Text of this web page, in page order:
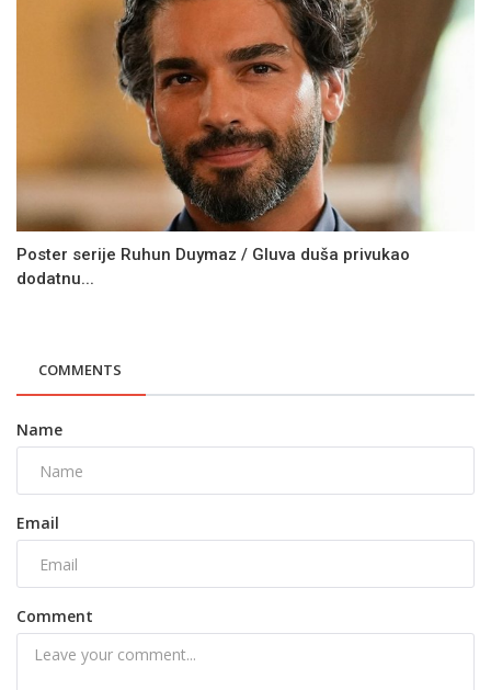
Poster serije Ruhun Duymaz / Gluva duša privukao
dodatnu...
COMMENTS
Name
Email
Comment